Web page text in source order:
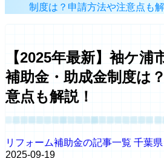
制度は？申請方法や注意点も解
【2025年最新】袖ケ浦
補助金・助成金制度は
意点も解説！
リフォーム補助金の記事一覧 千葉県
2025-09-19